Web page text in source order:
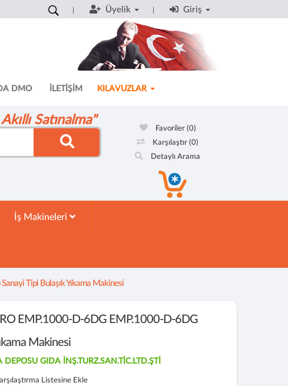
Üyelik Giriş
DMO İLETİŞİM KILAVUZLAR
Satınalma"
Favoriler (0)
Karşılaştır (0)
Detaylı Arama
İş Makineleri
Tipi Bulaşık Yıkama Makinesi
EMP.1000-D-6DG EMP.1000-D-6DG
Makinesi
GIDA İNŞ.TURZ.SAN.TİC.LTD.ŞTİ
Listesine Ekle